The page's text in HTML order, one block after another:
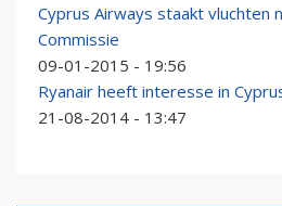
Cyprus Airways staakt vluchten
Commissie
09-01-2015 - 19:56
Ryanair heeft interesse in
21-08-2014 - 13:47